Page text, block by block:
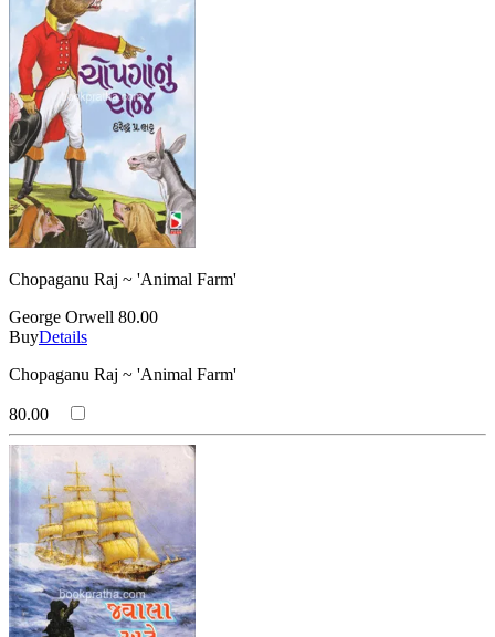
Chopaganu Raj ~ 'Animal Farm'
George Orwell 80.00
BuyDetails
Chopaganu Raj ~ 'Animal Farm'
80.00